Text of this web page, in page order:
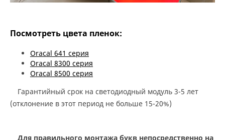
Посмотреть цвета пленок:
Oracal 641 серия
Oracal 8300 серия
Oracal 8500 серия
Гарантийный срок на светодиодный модуль 3-5 лет
(отклонение в этот период не больше 15-20%)
Для правильного монтажа букв непосредственно на